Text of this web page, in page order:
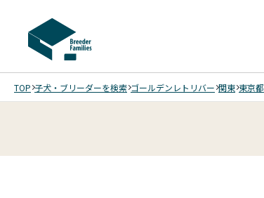
TOP 子犬・ブリーダーを検索 ゴールデンレトリバー 関東 東京都